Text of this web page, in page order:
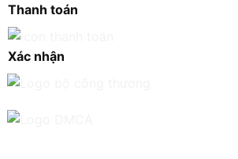
Thanh toán
Xác nhận